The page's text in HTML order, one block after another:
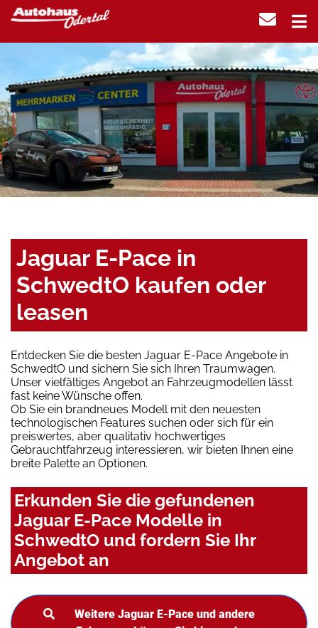
Jaguar E-Pace in
SchwedtO kaufen oder
leasen
Entdecken Sie die besten Jaguar E-Pace Angebote in
SchwedtO und sichern Sie sich Ihren Traumwagen.
Unser vielfältiges Angebot an Fahrzeugmodellen lässt
fast keine Wünsche offen.
Ob Sie ein brandneues Modell mit den neuesten
technologischen Features suchen oder sich für ein
preiswertes, aber qualitativ hochwertiges
Gebrauchtfahrzeug interessieren, wir bieten Ihnen eine
breite Palette an Optionen.
Erkunden Sie die gefundenen
Jaguar E-Pace Modelle in
SchwedtO und fordern Sie Ihr
Angebot an
Weitere Jaguar E-Pace und andere